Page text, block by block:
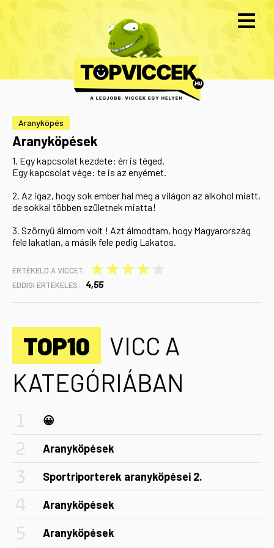
Aranyköpés
Aranyköpések
1. Egy kapcsolat kezdete: én is téged.
Egy kapcsolat vége: te is az enyémet.
2. Az igaz, hogy sok ember hal meg a világon az alkohol miatt,
de sokkal többen születnek miatta!
3. Szörnyű álmom volt ! Azt álmodtam, hogy Magyarország
fele lakatlan, a másik fele pedig Lakatos.
ÉRTÉKELD A VICCET: ★
★
★
★
EDDIGI ÉRTÉKELÉS: 4,55
TOP10
VICC A
KATEGÓRIÁBAN
😀
Aranyköpések
Sportriporterek aranyköpései 2.
Aranyköpések
Aranyköpések